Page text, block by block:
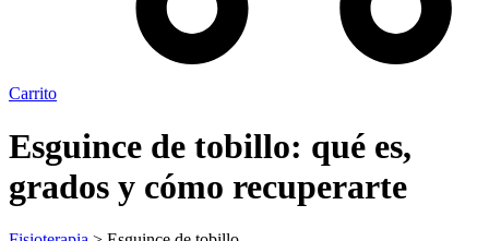
Carrito
Esguince de tobillo: qué es,
grados y cómo recuperarte